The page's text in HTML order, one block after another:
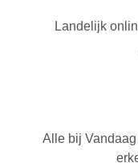
Landelijk
Alle bij